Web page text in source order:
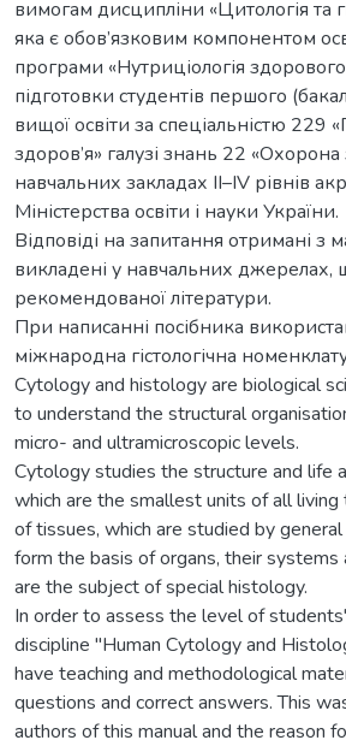
вимогам дисципліни «Цитологія та
яка є обов’язковим компонентом
програми «Нутриціологія
підготовки студентів першого
вищої освіти за спеціальністю 229
здоров’я» галузі знань 22
навчальних закладах ІІ–ІV рівнів
Міністерства освіти і науки України.
Відповіді на запитання отримані з
викладені у навчальних джерелах,
рекомендованої літератури.
При написанні посібника
міжнародна гістологічна
Cytology and histology are biological
to understand the structural
micro- and ultramicroscopic levels.
Cytology studies the structure and life
which are the smallest units of all living
of tissues, which are studied by
form the basis of organs, their systems
are the subject of special histology.
In order to assess the level of
discipline "Human Cytology and
have teaching and methodological
questions and correct answers. This
authors of this manual and the reason